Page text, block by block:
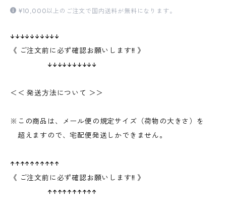
¥10,000以上のご注文で国内送料が無料になります。
↓↓↓↓↓↓↓↓↓↓
《 ご注文前に必ず確認お願いします!! 》
↓↓↓↓↓↓↓↓↓↓
＜＜ 発送方法について ＞＞
※この商品は、メール便の規定サイズ（荷物の大きさ）を
超えますので、宅配便発送しかできません。
↑↑↑↑↑↑↑↑↑↑
《 ご注文前に必ず確認お願いします!! 》
↑↑↑↑↑↑↑↑↑↑